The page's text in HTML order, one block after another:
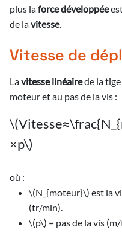
plus laforce développée
de lavitesse.
Vitesse de
Lavitesse linéairede la
moteur et au pas de la vis :
×p\)
où :
\(N_{moteur}\)​ est la
(tr/min).
\(p\) = pas de la vis